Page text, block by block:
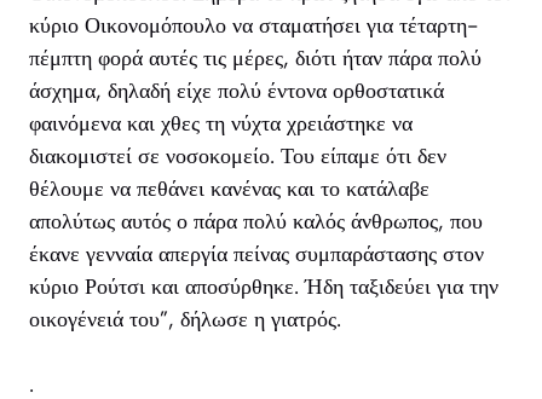
κύριο Οικονομόπουλο να σταματήσει για τέταρτη-
πέμπτη φορά αυτές τις μέρες, διότι ήταν πάρα πολύ
άσχημα, δηλαδή είχε πολύ έντονα ορθοστατικά
φαινόμενα και χθες τη νύχτα χρειάστηκε να
διακομιστεί σε νοσοκομείο. Του είπαμε ότι δεν
θέλουμε να πεθάνει κανένας και το κατάλαβε
απολύτως αυτός ο πάρα πολύ καλός άνθρωπος, που
έκανε γενναία απεργία πείνας συμπαράστασης στον
κύριο Ρούτσι και αποσύρθηκε. Ήδη ταξιδεύει για την
οικογένειά του”, δήλωσε η γιατρός.
.